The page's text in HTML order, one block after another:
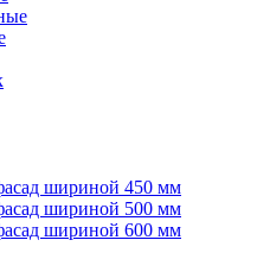
шириной 450 мм
шириной 500 мм
шириной 600 мм